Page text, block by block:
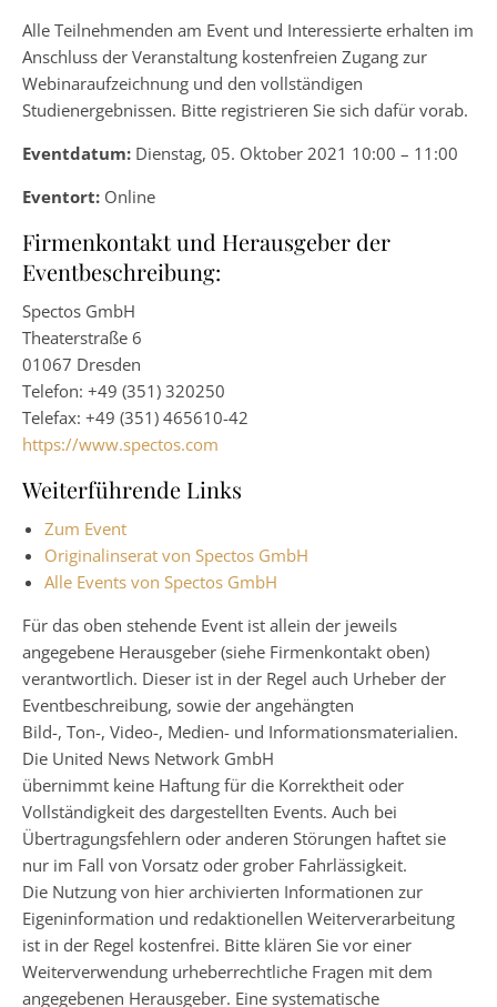
Alle Teilnehmenden am Event und Interessierte erhalten im
Anschluss der Veranstaltung kostenfreien Zugang zur
Webinaraufzeichnung und den vollständigen
Studienergebnissen. Bitte registrieren Sie sich dafür vorab.
Eventdatum: Dienstag, 05. Oktober 2021 10:00 – 11:00
Eventort: Online
Firmenkontakt und Herausgeber der
Eventbeschreibung:
Spectos GmbH
Theaterstraße 6
01067 Dresden
Telefon: +49 (351) 320250
Telefax: +49 (351) 465610-42
https://www.spectos.com
Weiterführende Links
Zum Event
Originalinserat von Spectos GmbH
Alle Events von Spectos GmbH
Für das oben stehende Event ist allein der jeweils
angegebene Herausgeber (siehe Firmenkontakt oben)
verantwortlich. Dieser ist in der Regel auch Urheber der
Eventbeschreibung, sowie der angehängten
Bild-, Ton-, Video-, Medien- und Informationsmaterialien.
Die United News Network GmbH
übernimmt keine Haftung für die Korrektheit oder
Vollständigkeit des dargestellten Events. Auch bei
Übertragungsfehlern oder anderen Störungen haftet sie
nur im Fall von Vorsatz oder grober Fahrlässigkeit.
Die Nutzung von hier archivierten Informationen zur
Eigeninformation und redaktionellen Weiterverarbeitung
ist in der Regel kostenfrei. Bitte klären Sie vor einer
Weiterverwendung urheberrechtliche Fragen mit dem
angegebenen Herausgeber. Eine systematische